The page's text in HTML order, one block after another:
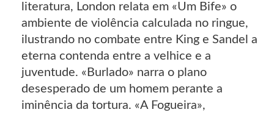
literatura, London relata em «Um Bife» o
ambiente de violência calculada no ringue,
ilustrando no combate entre King e Sandel a
eterna contenda entre a velhice e a
juventude. «Burlado» narra o plano
desesperado de um homem perante a
iminência da tortura. «A Fogueira»,